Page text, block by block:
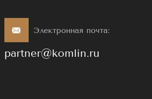
Электронная почта:
partner@komlin.ru